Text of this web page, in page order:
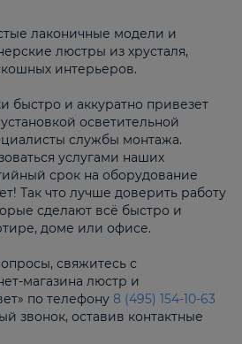
лаконичные модели и
люстры из хрусталя,
интерьеров.
быстро и аккуратно привезет
осветительной
службы монтажа.
услугами наших
срок на оборудование
Так что лучше доверить работу
сделают всё быстро и
доме или офисе.
свяжитесь с
магазина люстр и
по телефону 8 (495) 154-10-63
звонок, оставив контактные